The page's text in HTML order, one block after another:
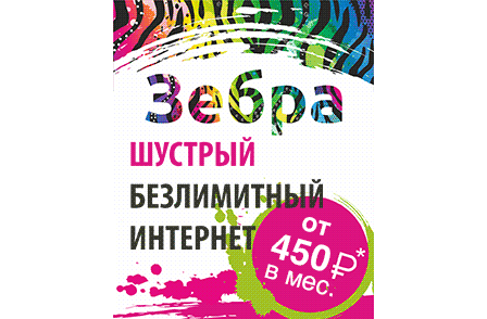
Рестораны, кафе, бары
Торговля
Бизнес и финансы
Юристы, Экспертиза, Страхование
Популярное →